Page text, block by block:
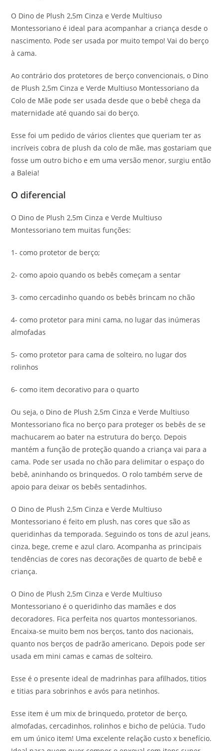
O Dino de Plush 2,5m Cinza e Verde Multiuso
Montessoriano é ideal para acompanhar a criança desde o
nascimento. Pode ser usada por muito tempo! Vai do berço
à cama.
Ao contrário dos protetores de berço convencionais, o Dino
de Plush 2,5m Cinza e Verde Multiuso Montessoriano da
Colo de Mãe pode ser usada desde que o bebê chega da
maternidade até quando sai do berço.
Esse foi um pedido de vários clientes que queriam ter as
incríveis cobra de plush da colo de mãe, mas gostariam que
fosse um outro bicho e em uma versão menor, surgiu então
a Baleia!
O diferencial
O Dino de Plush 2,5m Cinza e Verde Multiuso
Montessoriano tem muitas funções:
1- como protetor de berço;
2- como apoio quando os bebês começam a sentar
3- como cercadinho quando os bebês brincam no chão
4- como protetor para mini cama, no lugar das inúmeras
almofadas
5- como protetor para cama de solteiro, no lugar dos
rolinhos
6- como item decorativo para o quarto
Ou seja, o Dino de Plush 2,5m Cinza e Verde Multiuso
Montessoriano fica no berço para proteger os bebês de se
machucarem ao bater na estrutura do berço. Depois
mantém a função de proteção quando a criança vai para a
cama. Pode ser usada no chão para delimitar o espaço do
bebê, aninhando os brinquedos. O rolo também serve de
apoio para deixar os bebês sentadinhos.
O Dino de Plush 2,5m Cinza e Verde Multiuso
Montessoriano é feito em plush, nas cores que são as
queridinhas da temporada. Seguindo os tons de azul jeans,
cinza, bege, creme e azul claro. Acompanha as principais
tendências de cores nas decorações de quarto de bebê e
criança.
O Dino de Plush 2,5m Cinza e Verde Multiuso
Montessoriano é o queridinho das mamães e dos
decoradores. Fica perfeita nos quartos montessorianos.
Encaixa-se muito bem nos berços, tanto dos nacionais,
quanto nos berços de padrão americano. Depois pode ser
usada em mini camas e camas de solteiro.
Esse é o presente ideal de madrinhas para afilhados, titios
e titias para sobrinhos e avós para netinhos.
Esse item é um mix de brinquedo, protetor de berço,
almofadas, cercadinhos, rolinhos e bicho de pelúcia. Tudo
em um único item! Uma excelente relação custo x benefício.